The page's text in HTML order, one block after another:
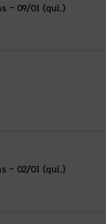
- 09/01 (qui.)
- 02/01 (qui.)